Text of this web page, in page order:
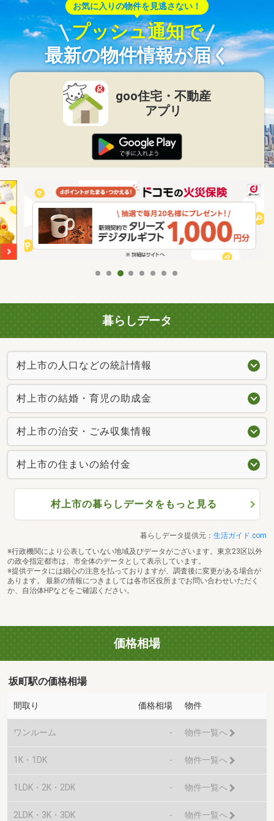
お気に入りの物件を見逃さない！
プッシュ通知で
最新の物件情報が届く
goo住宅・不動産
アプリ
暮らしデータ
村上市の人口などの統計情報
村上市の結婚・育児の助成金
村上市の治安・ごみ収集情報
村上市の住まいの給付金
村上市の暮らしデータをもっと見る
暮らしデータ提供元： 生活ガイド.com
※行政機関により公表していない地域及びデータがございます。東京23区以外
の政令指定都市は、市全体のデータとして表示しています。
※提供データには細心の注意を払っておりますが、調査後に変更がある場合が
あります。 最新の情報につきましては各市区役所までお問い合わせいただく
か、自治体HPなどをご確認ください。
価格相場
坂町駅の価格相場
間取り 価格相場 物件
ワンルーム - 物件一覧へ
1K・1DK - 物件一覧へ
1LDK・2K・2DK - 物件一覧へ
2LDK・3K・3DK - 物件一覧へ